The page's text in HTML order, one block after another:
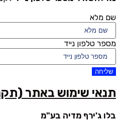
שם מלא
מספר טלפון נייד
שליחה
תנאי שימוש באתר
בלו ג'ירף מדיה בע"מ